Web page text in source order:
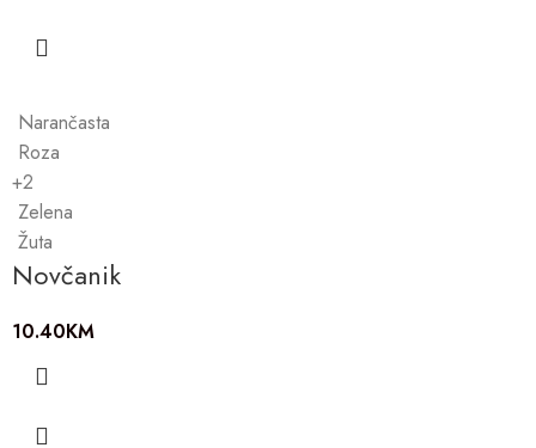
Narančasta
Roza
+2
Zelena
Žuta
Novčanik
10.40KM